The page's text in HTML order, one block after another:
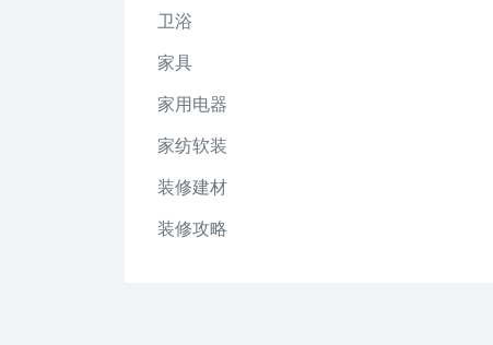
卫浴
家具
家用电器
家纺软装
装修建材
装修攻略